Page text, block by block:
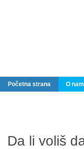
Početna strana O
Da li voliš